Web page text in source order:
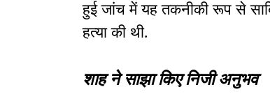
हुई जांच में यह तकनीकी रूप से
हत्या की थी.
शाह ने साझा किए निजी अनुभव